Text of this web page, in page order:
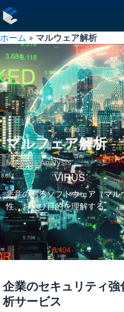
内
容
を
キ
ッ
プ
ホーム » マルウェア解析
マルフェア解析
Malware Analysis
悪意のあるソフトウェア（マ
性、および目的を理解する
企業のセキュリティ
析サービス